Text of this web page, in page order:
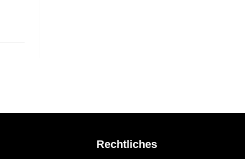
Rechtliches